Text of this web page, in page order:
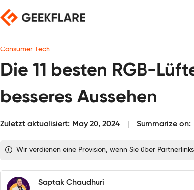
Consumer Tech
Die 11 besten RGB-
besseres Aussehen
Zuletzt aktualisiert: May 20, 2024 Summarize on:
Wir verdienen eine Provision, wenn Sie über
Saptak Chaudhuri